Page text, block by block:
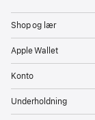
Shop og lær
Apple Wallet
Konto
Underholdning